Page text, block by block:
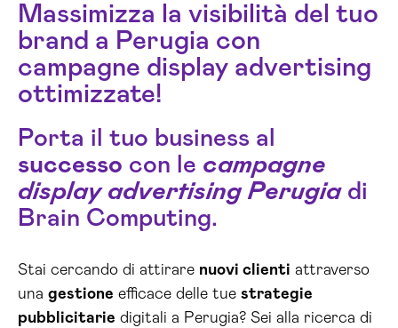
Massimizza la visibilità del tuo
brand a Perugia con
campagne display advertising
ottimizzate!
Porta il tuo business al
successo con le campagne
display advertising Perugiadi
Brain Computing.
Stai cercando di attirare nuovi clienti attraverso
una gestione efficace delle tue strategie
pubblicitarie digitali a Perugia? Sei alla ricerca di